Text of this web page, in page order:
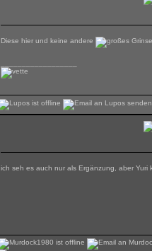
Diese hier und keine andere
ich seh es auch nur als Ergänzung, aber Yuri